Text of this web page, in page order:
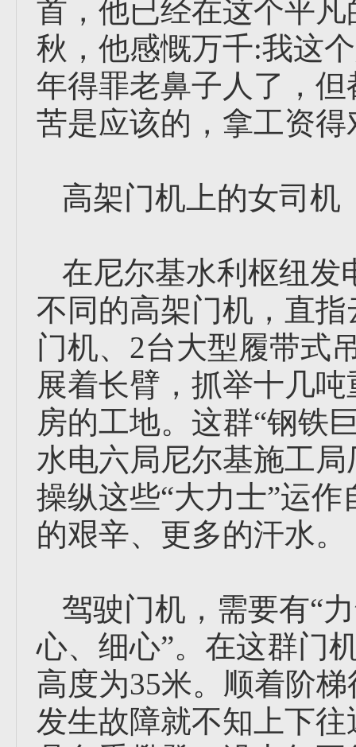
首，他已经在这个平
秋，他感慨万千:我这
年得罪老鼻子人了，
苦是应该的，拿工资
高架门机上的女司机
在尼尔基水利枢纽发
不同的高架门机，直
门机、2台大型履带式
展着长臂，抓举十几
房的工地。这群“钢铁
水电六局尼尔基施工
操纵这些“大力士”运
的艰辛、更多的汗水。
驾驶门机，需要有“
心、细心”。在这群门
高度为35米。顺着阶
发生故障就不知上下